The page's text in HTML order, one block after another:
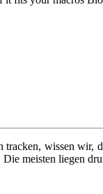
tracken, wissen
meisten liegen